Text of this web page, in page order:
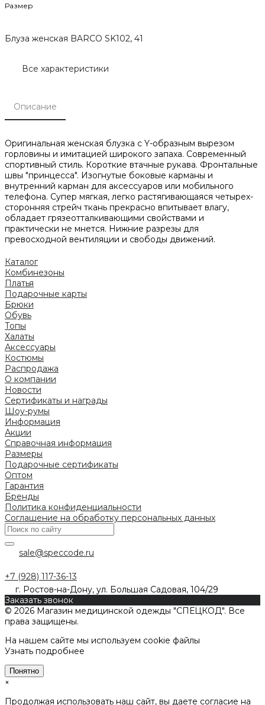
Размер
Блуза женская BARCO SK102, 41
Все характеристики
Описание
Оригинальная женская блузка с Y-образным вырезом
горловины и имитацией широкого запаха. Современный
спортивный стиль. Короткие втачные рукава. Фронтальные
швы "принцесса". Изогнутые боковые карманы и
внутренний карман для аксессуаров или мобильного
телефона. Супер мягкая, легко растягивающаяся четырех-
сторонняя стрейч ткань прекрасно впитывает влагу,
обладает грязеотталкивающими свойствами и
практически не мнется. Нижние разрезы для
превосходной вентиляции и свободы движений.
Каталог
Комбинезоны
Платья
Подарочные карты
Брюки
Обувь
Топы
Халаты
Аксессуары
Костюмы
Распродажа
О компании
Новости
Сертификаты и награды
Шоу-румы
Информация
Акции
Справочная информация
Размеры
Подарочные сертификаты
Оптом
Гарантия
Бренды
Политика конфиденциальности
Соглашение на обработку персональных данных
sale@speccode.ru
+7 (928) 117-36-13
г. Ростов-на-Дону, ул. Большая Садовая, 104/29
Заказать звонок
© 2026 Магазин медицинской одежды "СПЕЦКОД". Все
права защищены.
На нашем сайте мы используем cookie файлы
Узнать подробнее
Понятно
×
Продолжая использовать наш сайт, вы даете согласие на